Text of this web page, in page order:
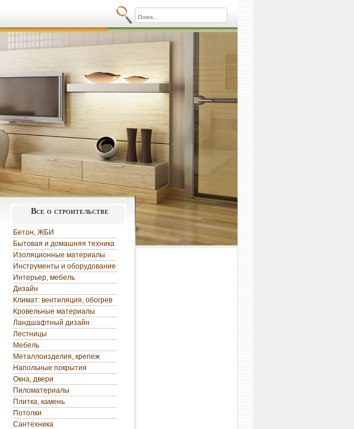
Все о строительстве
Бетон, ЖБИ
Бытовая и домашняя техника
Изоляционные материалы
Инструменты и оборудование
Интерьер, мебель
Дизайн
Климат: вентиляция, обогрев
Кровельные материалы
Ландшафтный дизайн
Лестницы
Мебель
Металлоизделия, крепеж
Напольные покрытия
Окна, двери
Пиломатериалы
Плитка, камень
Потолки
Сантехника